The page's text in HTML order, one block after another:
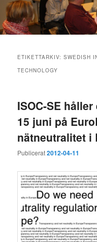
ETIKETTARKIV:SWEDISH
TECHNOLOGY
ISOC-SE
15 juni på
nätneutralitet i
Publicerat2012-04-11